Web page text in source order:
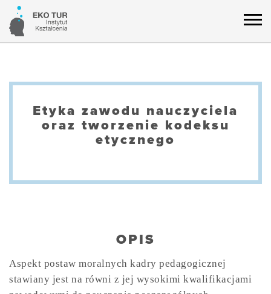
Etyka zawodu nauczyciela
oraz tworzenie kodeksu
etycznego
OPIS
Aspekt postaw moralnych kadry pedagogicznej
stawiany jest na równi z jej wysokimi kwalifikacjami